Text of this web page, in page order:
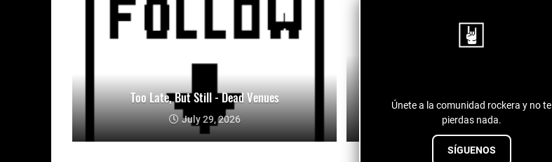
Únete a la comunidad rockera y no te
pierdas nada.
SÍGUENOS
Too Late, But Still - Dead Venues
July 29, 2026
Gridiron)
July 10, 2026